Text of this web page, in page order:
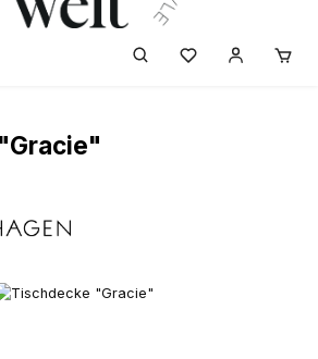
Du hast 0